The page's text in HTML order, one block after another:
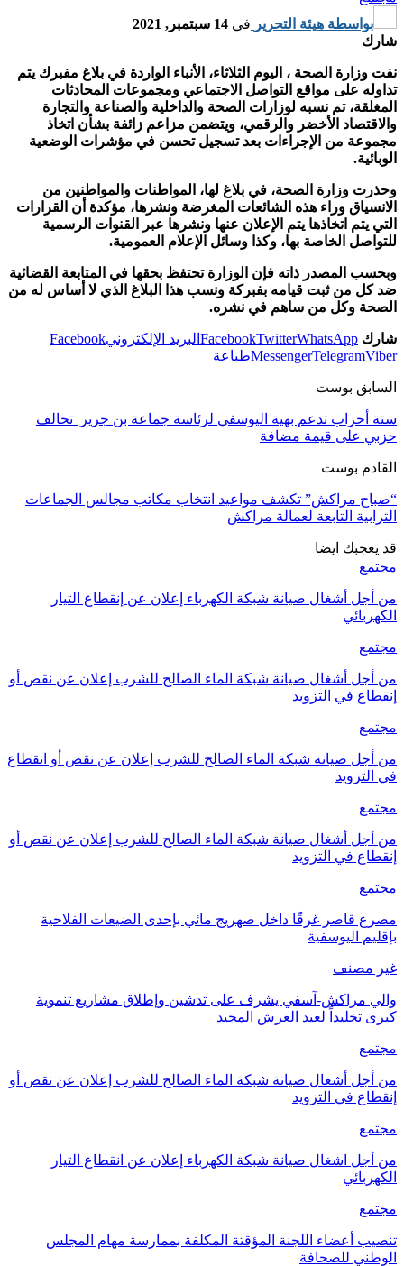
بواسطة هيئة التحرير في 14 سبتمبر, 2021
شارك
نفت وزارة الصحة ، اليوم الثلاثاء، الأنباء الواردة في بلاغ مفبرك يتم
تداوله على مواقع التواصل الاجتماعي ومجموعات المحادثات
المغلقة، تم نسبه لوزارات الصحة والداخلية والصناعة والتجارة
والاقتصاد الأخضر والرقمي، ويتضمن مزاعم زائفة بشأن اتخاذ
مجموعة من الإجراءات بعد تسجيل تحسن في مؤشرات الوضعية
الوبائية.
وحذرت وزارة الصحة، في بلاغ لها، المواطنات والمواطنين من
الانسياق وراء هذه الشائعات المغرضة ونشرها، مؤكدة أن القرارات
التي يتم اتخاذها يتم الإعلان عنها ونشرها عبر القنوات الرسمية
للتواصل الخاصة بها، وكذا وسائل الإعلام العمومية.
وبحسب المصدر ذاته فإن الوزارة تحتفظ بحقها في المتابعة القضائية
ضد كل من ثبت قيامه بفبركة ونسب هذا البلاغ الذي لا أساس له من
الصحة وكل من ساهم في نشره.
شارك FacebookTwitterWhatsApp البريد الإلكترونيFacebook
MessengerTelegramViber طباعة
السابق بوست
ستة أحزاب تدعم بهية اليوسفي لرئاسة جماعة بن جرير تحالف
حزبي على قيمة مضافة
القادم بوست
“صباح مراكش” تكشف مواعيد انتخاب مكاتب مجالس الجماعات
الترابية التابعة لعمالة مراكش
قد يعجبك ايضا
مجتمع
من أجل أشغال صيانة شبكة الكهرباء إعلان عن إنقطاع التيار
الكهربائي
مجتمع
من أجل أشغال صيانة شبكة الماء الصالح للشرب إعلان عن نقص أو
إنقطاع في التزويد
مجتمع
من أجل صيانة شبكة الماء الصالح للشرب إعلان عن نقص أو انقطاع
في التزويد
مجتمع
من أجل أشغال صيانة شبكة الماء الصالح للشرب إعلان عن نقص أو
إنقطاع في التزويد
مجتمع
مصرع قاصر غرقًا داخل صهريج مائي بإحدى الضيعات الفلاحية
بإقليم اليوسفية
غير مصنف
والي مراكش-آسفي يشرف على تدشين وإطلاق مشاريع تنموية
كبرى تخليداً لعيد العرش المجيد
مجتمع
من أجل أشغال صيانة شبكة الماء الصالح للشرب إعلان عن نقص أو
إنقطاع في التزويد
مجتمع
من أجل اشغال صيانة شبكة الكهرباء إعلان عن انقطاع التيار
الكهربائي
مجتمع
تنصيب أعضاء اللجنة المؤقتة المكلفة بممارسة مهام المجلس
الوطني للصحافة